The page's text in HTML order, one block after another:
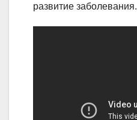
развитие заболевания.